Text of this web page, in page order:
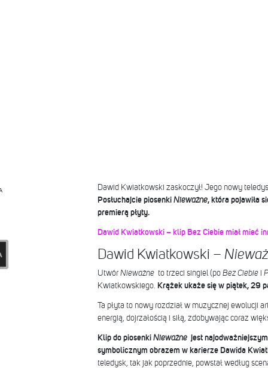
Dawid Kwiatkowski zaskoczył! Jego nowy
Posłuchajcie piosenki Nieważne, która pojawiła
premierą płyty.
Dawid Kwiatkowski – klip Bez Ciebie miał mieć
Dawid Kwiatkowski –
Utwór Nieważneto trzeci singiel (po Bez Ciebiei
Kwiatkowskiego. Krążek ukaże się w piątek, 29
Ta płyta to nowy rozdział w muzycznej ewolucji
energią, dojrzałością i siłą, zdobywając coraz
Klip do piosenki Nieważne
jest
symbolicznym obrazem w karierze Dawida
teledysk, tak jak poprzednie, powstał według